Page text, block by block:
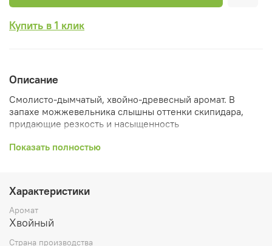
Купить в 1 клик
Описание
Смолисто-дымчатый, хвойно-древесный аромат. В
запахе можжевельника слышны оттенки скипидара,
придающие резкость и насыщенность
Кол-во 10 кубиков
Поместите 1 кубик в аромалампу и зажгите под ней
Воск для аромалампы наполнит ваш дом приятным
Показать полностью
Характеристики
Аромат
Хвойный
Страна производства